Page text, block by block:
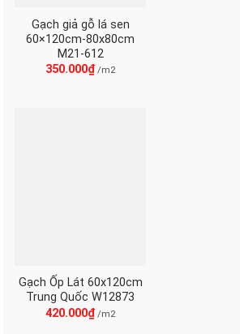
Gạch giả gỗ lá sen
60×120cm-80x80cm
M21-612
350.000₫ /m2
Gạch Ốp Lát 60x120cm
Trung Quốc W12873
420.000₫/m2